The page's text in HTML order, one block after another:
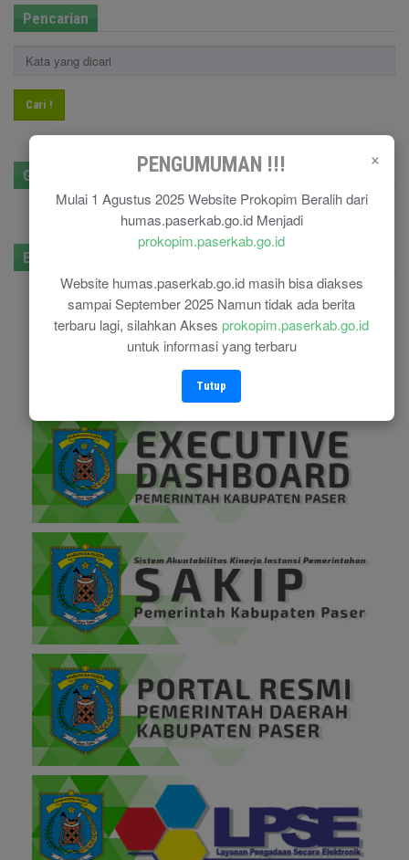
×
PENGUMUMAN !!!
Mulai 1 Agustus 2025 Website Prokopim Beralih dari
humas.paserkab.go.id Menjadi
prokopim.paserkab.go.id
Website humas.paserkab.go.id masih bisa diakses
sampai September 2025 Namun tidak ada berita
terbaru lagi, silahkan Akses prokopim.paserkab.go.id
untuk informasi yang terbaru
Tutup
Pencarian
Cari !
GPR Kominfo
E-Government